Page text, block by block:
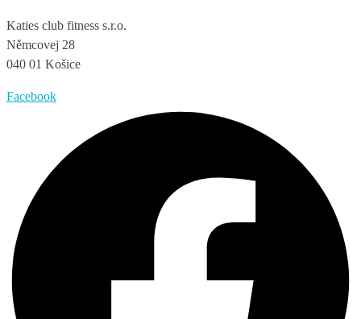
Katies club fitness s.r.o.
Němcovej 28
040 01 Košice
Facebook